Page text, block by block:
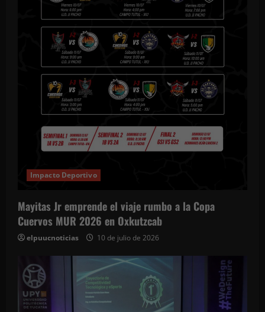
Impacto Deportivo
Mayitas Jr emprende el viaje rumbo a la Copa
Cuervos MUR 2026 en Oxkutzcab
elpuucnoticias 10 de julio de 2026